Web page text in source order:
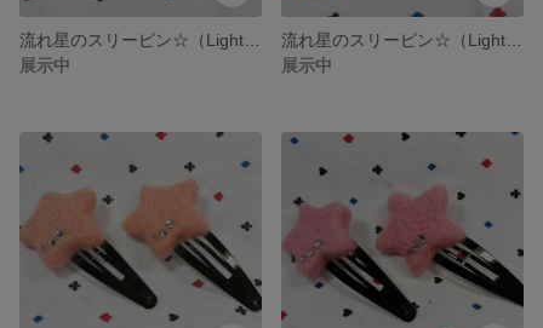
展示中
展示中